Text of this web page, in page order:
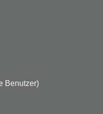
Benutzer)